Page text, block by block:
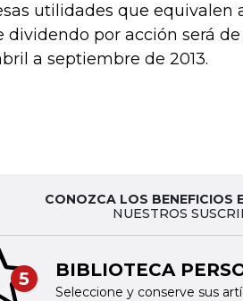
utilidades que equivalen
dividendo por acción será
a septiembre de 2013.
CONOZCA LOS BENEFICIOS
NUESTROS
5 BIBLIOTECA
Seleccione y conserve sus